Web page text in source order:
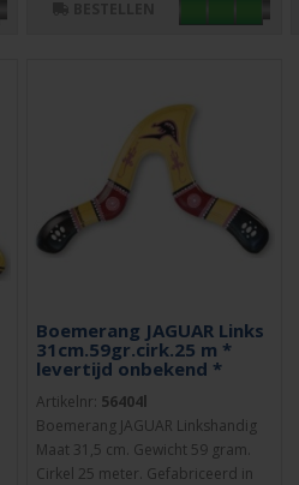
Boemerang JAGUAR Links
31cm.59gr.cirk.25 m *
levertijd onbekend *
Artikelnr: 56404l
Boemerang JAGUAR Linkshandig
Maat 31,5 cm. Gewicht 59 gram.
Cirkel 25 meter. Gefabriceerd in